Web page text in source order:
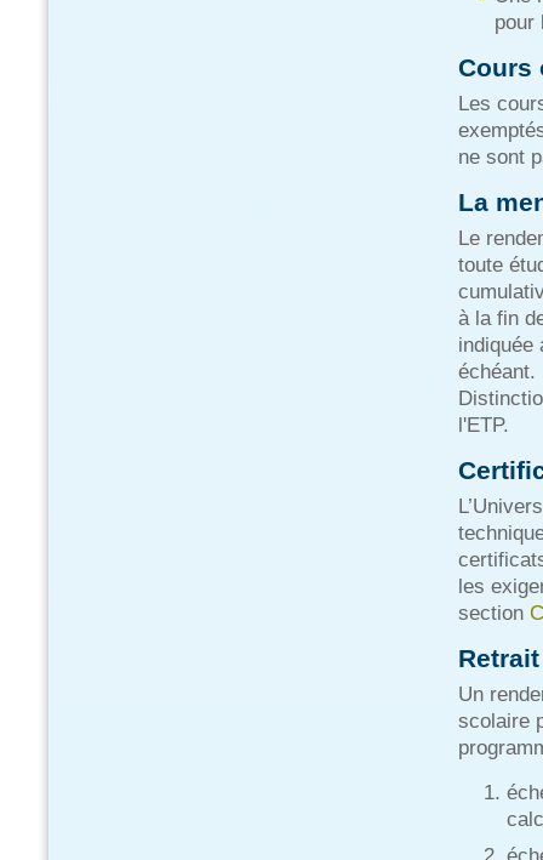
pour
Cours
Les
ne sont
La
Le
toute
à la fin
indiquée
échéant.
l'ETP.
les
section
Un
scolaire